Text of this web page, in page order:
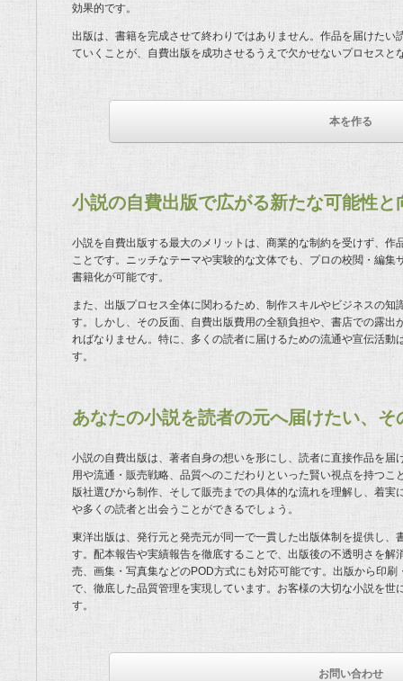
効果的です。
出版は、書籍を完成させて終わりではありません。作品を届けた
ていくことが、自費出版を成功させるうえで欠かせないプロセスと
本を作る
小説の自費出版で広がる新たな可能性と
小説を自費出版する最大のメリットは、商業的な制約を受けず、
ことです。ニッチなテーマや実験的な文体でも、プロの校閲・編
書籍化が可能です。
また、出版プロセス全体に関わるため、制作スキルやビジネスの
す。しかし、その反面、自費出版費用の全額負担や、書店での露
ればなりません。特に、多くの読者に届けるための流通や宣伝活
す。
あなたの小説を読者の元へ届けたい、
小説の自費出版は、著者自身の想いを形にし、読者に直接作品を
用や流通・販売戦略、品質へのこだわりといった賢い視点を持つ
版社選びから制作、そして販売までの具体的な流れを理解し、着
や多くの読者と出会うことができるでしょう。
東洋出版は、発行元と発売元が同一で一貫した出版体制を提供し、
す。配本報告や実績報告を徹底することで、出版後の不透明さを
売、画集・写真集などのPOD方式にも対応可能です。出版から印
で、徹底した品質管理を実現しています。お客様の大切な小説を世
す。
お問い合わせ